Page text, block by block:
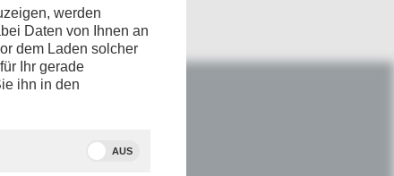
Youtube
Facebook
werden
Daten von Ihnen an
dem Laden solcher
Ihr gerade
ihn in den
AUS